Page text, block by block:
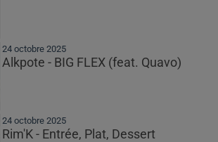
24 octobre 2025
Alkpote - BIG FLEX (feat. Quavo)
24 octobre 2025
Rim'K - Entrée, Plat, Dessert